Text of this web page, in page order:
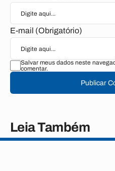
E-mail (Obrigatório)
Salvar meus dados neste
comentar.
Publicar
Leia Também